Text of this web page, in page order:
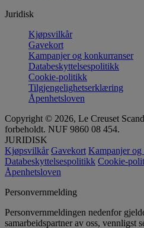
Juridisk
Kjøpsvilkår
Gavekort
Kampanjer og konkurranser
Databeskyttelsespolitikk
Cookie-politikk
Tilgjengelighetserklæring
Åpenhetsloven
Copyright © 2026, Le Creuset
forbeholdt. NUF 9860 08 454.
JURIDISK
Kjøpsvilkår Gavekort Kampanjer og
Databeskyttelsespolitikk Cookie-
Åpenhetsloven
Personvernmelding
Personvernmeldingen nedenfor
samarbeidspartner av oss, vennligst